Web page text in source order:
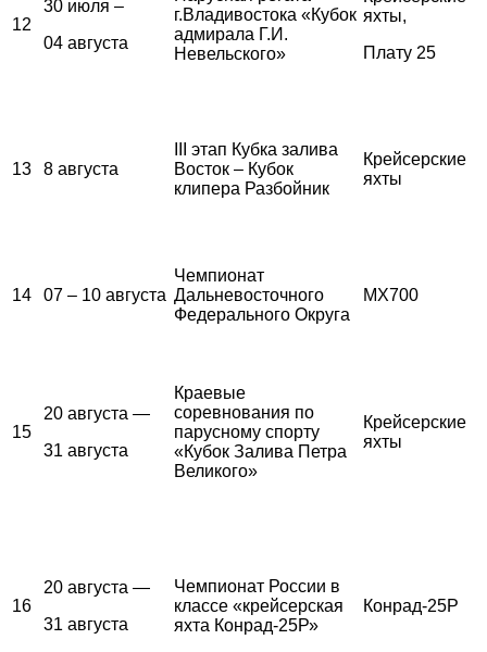
12
30 июля –
04 августа
г.Владивостока «Кубок
адмирала Г.И.
Невельского»
яхты,
Плату 25
13 8 августа
III этап Кубка залива
Восток – Кубок
клипера Разбойник
Крейсерские
яхты
14 07 – 10 августа
Чемпионат
Дальневосточного
Федерального Округа
MX700
15
20 августа —
31 августа
Краевые
соревнования по
парусному спорту
«Кубок Залива Петра
Великого»
Крейсерские
яхты
16
20 августа —
31 августа
Чемпионат России в
классе «крейсерская
яхта Конрад-25Р»
Конрад-25Р